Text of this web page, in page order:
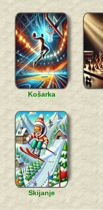
Košarka
Skijanje